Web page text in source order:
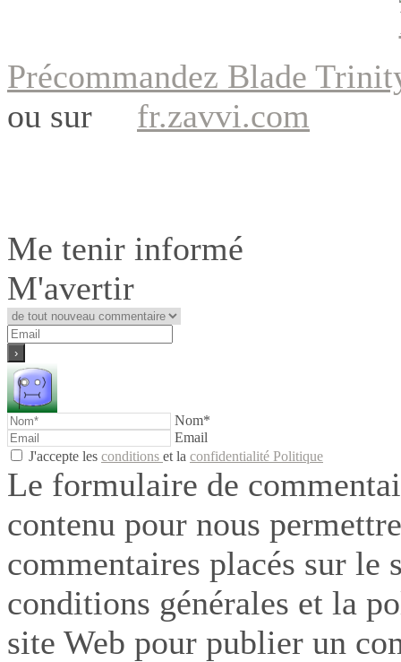
Précommandez Blade
ou sur fr.zavvi.com
Me tenir informé
M'avertir
Nom*
Email
J'accepte les conditions et la confidentialité Politique
Le formulaire de
contenu pour nous
commentaires placés sur
conditions générales et la
site Web pour publier un